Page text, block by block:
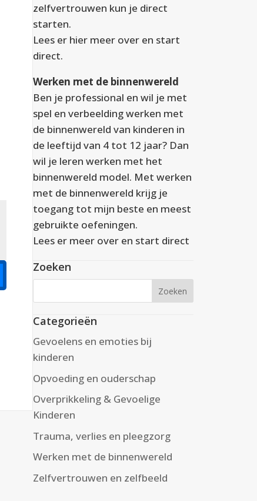
zelfvertrouwen kun je direct
starten.
Lees er hier meer over en start
direct.
Werken met de binnenwereld
Ben je professional en wil je met
spel en verbeelding werken met
de binnenwereld van kinderen in
de leeftijd van 4 tot 12 jaar? Dan
wil je leren werken met het
binnenwereld model. Met werken
met de binnenwereld krijg je
toegang tot mijn beste en meest
gebruikte oefeningen.
Lees er meer over en start direct
Zoeken
Categorieën
Gevoelens en emoties bij
kinderen
Opvoeding en ouderschap
Overprikkeling & Gevoelige
Kinderen
Trauma, verlies en pleegzorg
Werken met de binnenwereld
Zelfvertrouwen en zelfbeeld